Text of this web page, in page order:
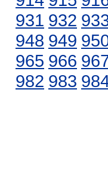
931 932
948 949
965 966
982 983